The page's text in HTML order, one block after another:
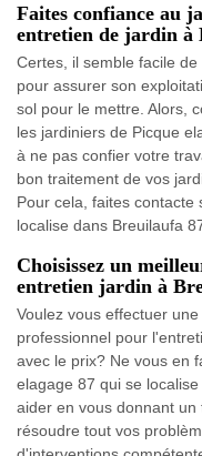
Faites confiance au
entretien de jardin à
Certes, il semble facile
pour assurer son
sol pour le mettre. Alors,
les jardiniers de Picque
à ne pas confier votre
bon traitement de vos
Pour cela, faites contacte
localise dans Breuilaufa
Choisissez un
entretien jardin à
Voulez vous effectuer
professionnel pour
avec le prix? Ne vous en
elagage 87 qui se
aider en vous donnant
résoudre tout vos